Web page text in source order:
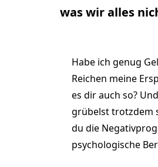
was wir alles
Habe ich genug
Reichen meine
es dir auch so?
grübelst trotzdem
du die
psychologische